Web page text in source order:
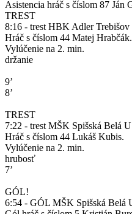
Asistencia hráč s číslom 87 Ján
TREST
8:16 - trest HBK Adler Trebišov
Hráč s číslom 44 Matej Hrabčák.
Vylúčenie na 2. min.
držanie
9’
8’
TREST
7:22 - trest MŠK Spišská Belá
Hráč s číslom 44 Lukáš Kubis.
Vylúčenie na 2. min.
hrubosť
7’
GÓL!
6:54 - GÓL MŠK Spišská Belá